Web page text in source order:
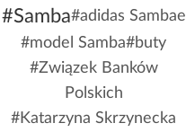
#Samba#adidas Sambae
#model Samba#buty
#Związek Banków
Polskich
#Katarzyna Skrzynecka